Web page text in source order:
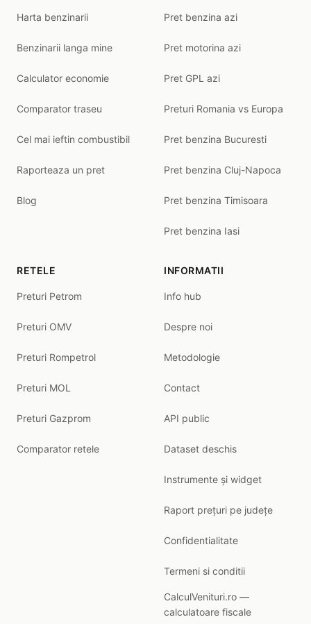
Harta benzinarii
Benzinarii langa mine
Calculator economie
Comparator traseu
Cel mai ieftin combustibil
Raporteaza un pret
Blog
Pret benzina azi
Pret motorina azi
Pret GPL azi
Preturi Romania vs Europa
Pret benzina Bucuresti
Pret benzina Cluj-Napoca
Pret benzina Timisoara
Pret benzina Iasi
RETELE
Preturi Petrom
Preturi OMV
Preturi Rompetrol
Preturi MOL
Preturi Gazprom
Comparator retele
INFORMATII
Info hub
Despre noi
Metodologie
Contact
API public
Dataset deschis
Instrumente și widget
Raport prețuri pe județe
Confidentialitate
Termeni si conditii
CalculVenituri.ro —
calculatoare fiscale